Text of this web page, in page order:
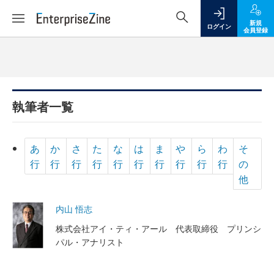
ログイン
新規
会員登録
執筆者一覧
あ
行
か
行
さ
行
た
行
な
行
は
行
ま
行
や
行
ら
行
わ
行
そ
の
他
内山 悟志
株式会社アイ・ティ・アール 代表取締役 プリンシ
パル・アナリスト